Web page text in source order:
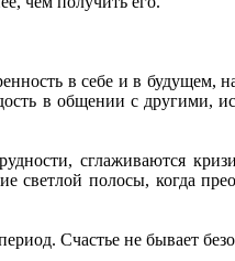
в себе и в будущем,
в общении с другими,
сглаживаются
светлой полосы, когда
Счастье не бывает